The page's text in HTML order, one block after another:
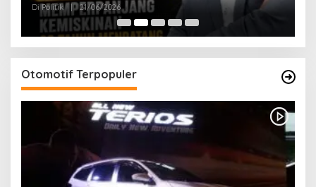
Di Politik 21/06/2026
Otomotif Terpopuler